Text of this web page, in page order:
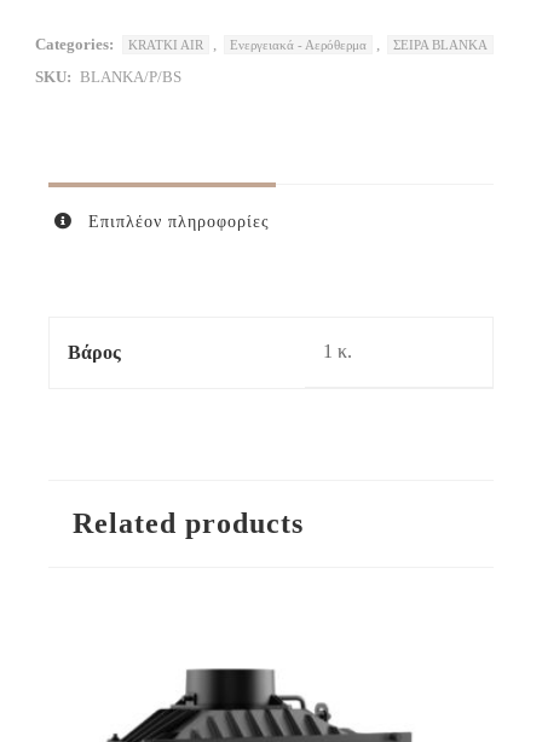
Categories: KRATKI AIR , Ενεργειακά - Αερόθερμα , ΣΕΙΡΑ BLANKA
SKU: BLANKA/P/BS
Επιπλέον πληροφορίες
Βάρος 1 κ.
Related products